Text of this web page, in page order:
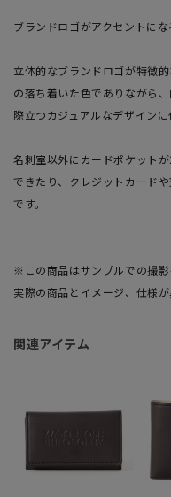
ブランドロゴがアクセントに
立体的なブランドロゴが特徴
の落ち着いた色でありながら
際立つカジュアルなデザインに
名刺室以外にカードポケット
できたり、クレジットカード
です。
※この商品はサンプルでの撮影
実際の商品とイメージ、仕様が
関連アイテム